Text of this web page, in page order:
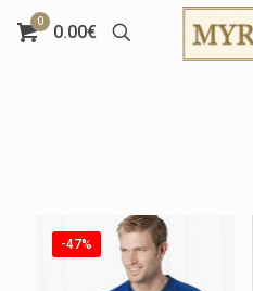
0
0.00€
-47%